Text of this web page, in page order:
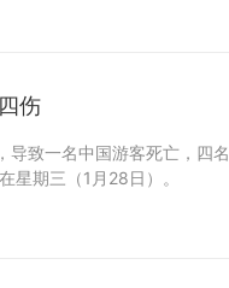
伤
导致一名中国游客死亡，四名
星期三（1月28日）。